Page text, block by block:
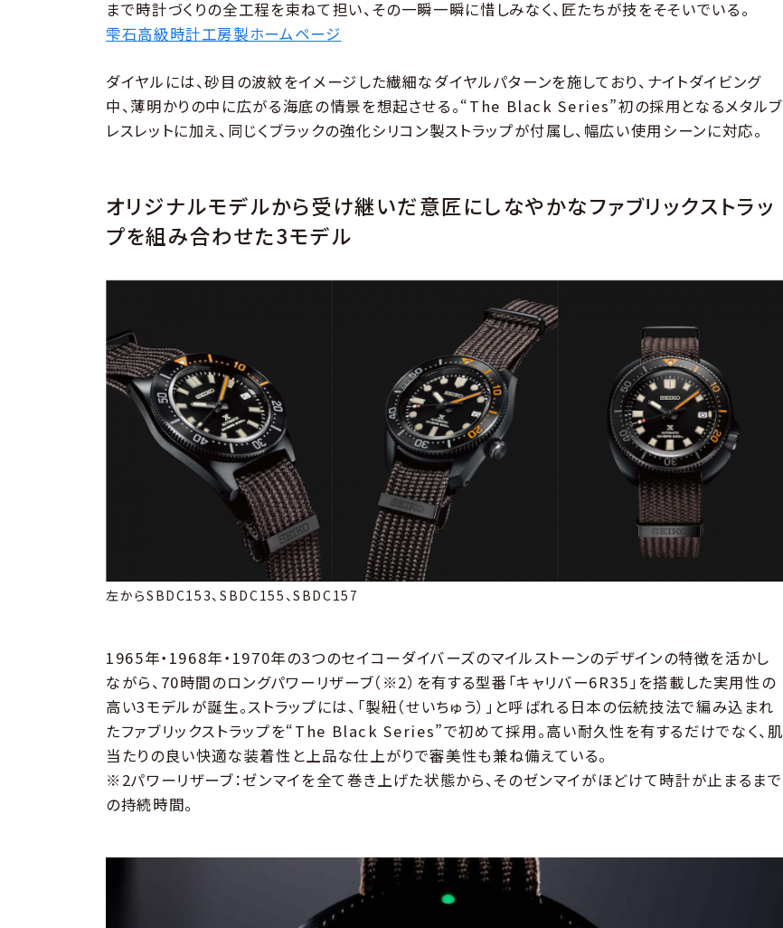
まで時計づくりの全工程を束ねて担い、その一瞬一瞬に惜しみなく、匠たちが技をそそいでいる。
雫石高級時計工房製ホームページ
ダイヤルには、砂目の波紋をイメージした繊細なダイヤルパターンを施しており、ナイトダイビング
中、薄明かりの中に広がる海底の情景を想起させる。“The Black Series”初の採用となるメタルブ
レスレットに加え、同じくブラックの強化シリコン製ストラップが付属し、幅広い使用シーンに対応。
オリジナルモデルから受け継いだ意匠にしなやかなファブリックストラッ
プを組み合わせた3モデル
左からSBDC153、SBDC155、SBDC157
1965年・1968年・1970年の3つのセイコーダイバーズのマイルストーンのデザインの特徴を活かし
ながら、70時間のロングパワーリザーブ（※2）を有する型番「キャリバー6R35」を搭載した実用性の
高い3モデルが誕生。ストラップには、「製紐（せいちゅう）」と呼ばれる日本の伝統技法で編み込まれ
たファブリックストラップを“The Black Series”で初めて採用。高い耐久性を有するだけでなく、肌
当たりの良い快適な装着性と上品な仕上がりで審美性も兼ね備えている。
※2パワーリザーブ：ゼンマイを全て巻き上げた状態から、そのゼンマイがほどけて時計が止まるまで
の持続時間。